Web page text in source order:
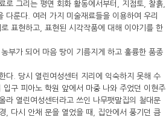
로 그리는 평면 회화 활동에서부터, 지점토, 찰흙,
룬다. 여러 가지 미술재료들을 이용하여 우리
표현하고, 표현된 시각작품에 대해 이야기를 한
부가 되어 마음 땅이 기름지게 하고 훌륭한 품종
다. 당시 열린여성센터 지리에 익숙하지 못해 수
구 피아노 학원 앞에서 마중 나와 주었던 이현주
라 열린여성센터라고 쓰인 나무팻말집의 철대문
, 다시 안채 문을 열었을 때, 집안에서 풍기던 큼